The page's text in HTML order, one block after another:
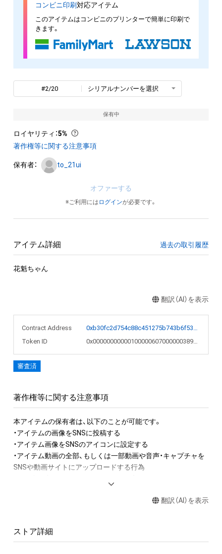
コンビニ印刷対応アイテム
このアイテムはコンビニのプリンターで簡単に印刷で
きます。
#2/20 シリアルナンバーを選択
保有中
ロイヤリティ ：5%
著作権等に関する注意事項
保有者： to_21ui
オファーする
※ご利用には ログインが必要です。
アイテム詳細 過去の取引履歴
花魁ちゃん
翻訳（AI）を表示
Contract Address
0xb30fc2d754c88c451275b743b6f530f19f643683
Token ID
0x00000000000100000607000000389ad6
審査済
著作権等に関する注意事項
本アイテムの保有者は、以下のことが可能です。
・アイテムの画像をSNSに投稿する
・アイテム画像をSNSのアイコンに設定する
・アイテム動画の全部、もしくは一部動画や音声・キャプチャを
SNSや動画サイトにアップロードする行為
・アイテムの画像を使用してメッセージカードを制作し友達に
する
翻訳（AI）を表示
ストア詳細